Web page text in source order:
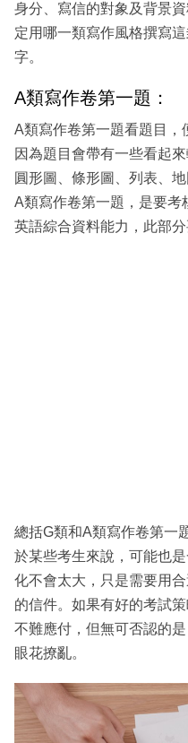
身分、寫信的對象及背景
定用哪一類寫作風格撰寫
字。
A類寫作卷第一題：
A類寫作卷第一題看題目，
因為題目會帶有一些看起
圓形圖、條形圖、列表、
A類寫作卷第一題，是要考
英語綜合資料能力，此部分
總括G類和A類寫作卷第一
於某些考生來說，可能也
化不會太大，只是需要用
的信件。如果有好的考試
不難應付，但無可否認的
眼花撩亂。